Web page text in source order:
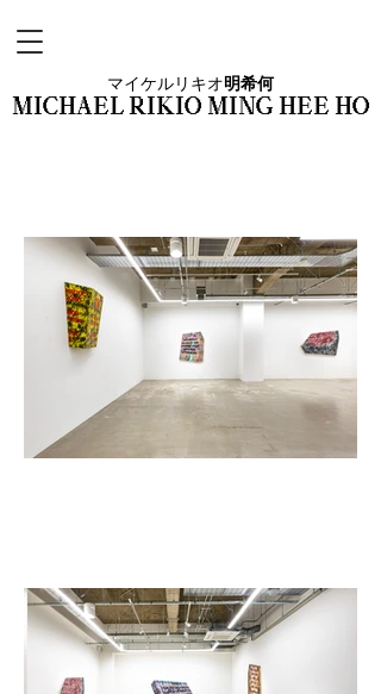
MICHAEL RIKIO MING HEE HO
マイケルリキオ明希何